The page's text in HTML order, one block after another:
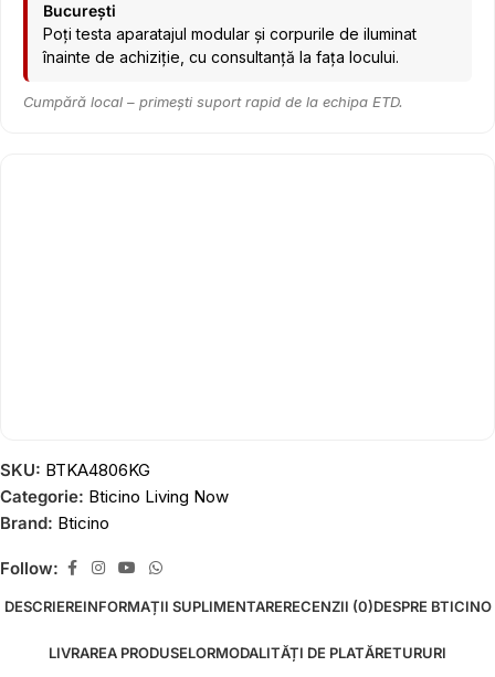
București
Poți testa aparatajul modular și corpurile de iluminat
înainte de achiziție, cu consultanță la fața locului.
Cumpără local – primești suport rapid de la echipa ETD.
SKU: BTKA4806KG
Categorie: Bticino Living Now
Brand: Bticino
Follow:
DESCRIEREINFORMAȚII SUPLIMENTARERECENZII (0)DESPRE BTICINO
LIVRAREA PRODUSELORMODALITĂȚI DE PLATĂRETURURI